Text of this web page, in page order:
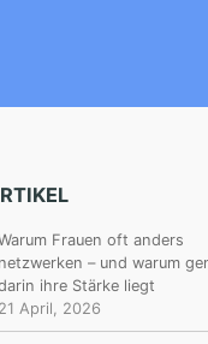
Frauen oft anders
netzwerken – und warum
ihre Stärke liegt
21 April, 2026